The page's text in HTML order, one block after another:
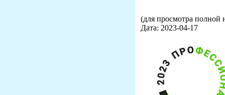
(для просмотра полной
Дата: 2023-04-17